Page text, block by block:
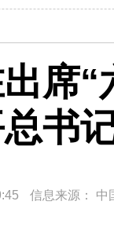
席“
书
信息来源： 中